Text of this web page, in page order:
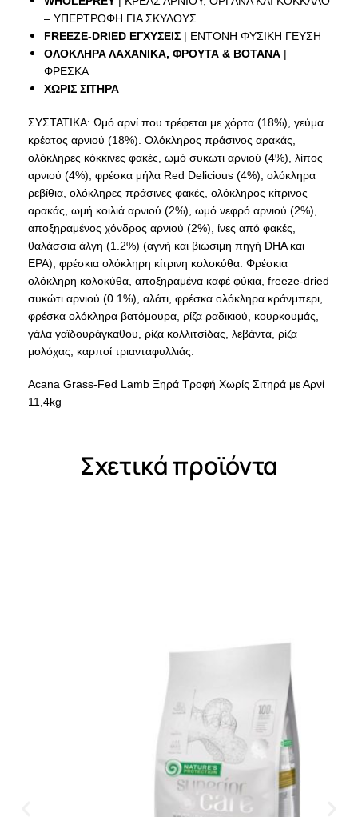
– ΥΠΕΡΤΡΟΦΗ ΓΙΑ ΣΚΥΛΟΥΣ
FREEZE-DRIED ΕΓΧΥΣΕΙΣ | ΕΝΤΟΝΗ ΦΥΣΙΚΗ ΓΕΥΣΗ
ΟΛΟΚΛΗΡΑ ΛΑΧΑΝΙΚΑ, ΦΡΟΥΤΑ & ΒΟΤΑΝΑ |
ΦΡΕΣΚΑ
XΩΡΙΣ ΣΙΤΗΡΑ
ΣΥΣΤΑΤΙΚΑ: Ωμό αρνί που τρέφεται με χόρτα (18%), γεύμα
κρέατος αρνιού (18%). Ολόκληρος πράσινος αρακάς,
ολόκληρες κόκκινες φακές, ωμό συκώτι αρνιού (4%), λίπος
αρνιού (4%), φρέσκα μήλα Red Delicious (4%), ολόκληρα
ρεβίθια, ολόκληρες πράσινες φακές, ολόκληρος κίτρινος
αρακάς, ωμή κοιλιά αρνιού (2%), ωμό νεφρό αρνιού (2%),
αποξηραμένος χόνδρος αρνιού (2%), ίνες από φακές,
θαλάσσια άλγη (1.2%) (αγνή και βιώσιμη πηγή DHA και
EPA), φρέσκια ολόκληρη κίτρινη κολοκύθα. Φρέσκια
ολόκληρη κολοκύθα, αποξηραμένα καφέ φύκια, freeze-dried
συκώτι αρνιού (0.1%), αλάτι, φρέσκα ολόκληρα κράνμπερι,
φρέσκα ολόκληρα βατόμουρα, ρίζα ραδικιού, κουρκουμάς,
γάλα γαϊδουράγκαθου, ρίζα κολλιτσίδας, λεβάντα, ρίζα
μολόχας, καρποί τριανταφυλλιάς.
Acana Grass-Fed Lamb Ξηρά Τροφή Χωρίς Σιτηρά με Αρνί
11,4kg
Σχετικά προϊόντα